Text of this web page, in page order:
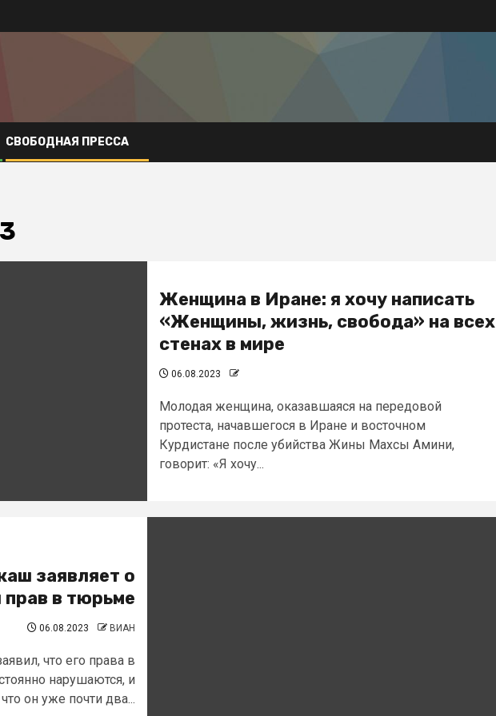
СВОБОДНАЯ ПРЕССА
Женщина в Иране: я хочу написать
«Женщины, жизнь, свобода» на всех
стенах в мире
06.08.2023
Молодая женщина, оказавшаяся на передовой
протеста, начавшегося в Иране и восточном
Курдистане после убийства Жины Махсы Амини,
говорит: «Я хочу...
заявляет о
в тюрьме
06.08.2023 ВИАН
что его права в
нарушаются, и
что он уже почти два...